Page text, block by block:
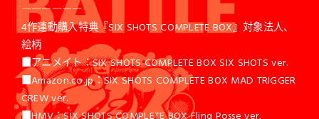
――――――
4作連動購入特典『SIX SHOTS COMPLETE BOX』対象法人、
絵柄
■アニメイト：SIX SHOTS COMPLETE BOX SIX SHOTS ver.
■Amazon.co.jp：SIX SHOTS COMPLETE BOX MAD TRIGGER
CREW ver.
■HMV：SIX SHOTS COMPLETE BOX Fling Posse ver.